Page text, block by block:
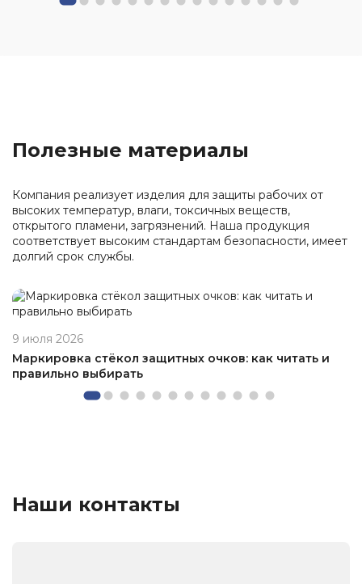
Полезные материалы
Компания реализует изделия для защиты рабочих от
высоких температур, влаги, токсичных веществ,
открытого пламени, загрязнений. Наша продукция
соответствует высоким стандартам безопасности, имеет
долгий срок службы.
9 июля 2026
Маркировка стёкол защитных очков: как читать и
правильно выбирать
Наши контакты